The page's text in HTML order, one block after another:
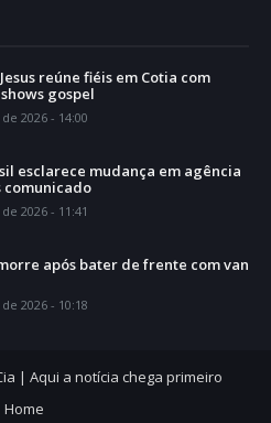
reúne fiéis em Cotia com
gospel
2026 - 14:00
esclarece mudança em agência
comunicado
2026 - 11:41
após bater de frente com van
2026 - 10:18
| Aqui a notícia chega primeiro
Home